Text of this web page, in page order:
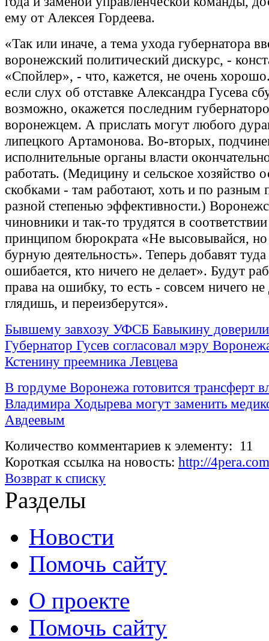
ему от Алексея Гордеева.
«Так или иначе, а тема ухода губернатора
воронежский политический дискурс, -
«Спойлер», - что, кажется, не очень
если слух об отставке Александра Гусева
возможно, окажется последним
воронежцем. А прислать могут любого
липецкого Артамонова. Во-вторых,
исполнительные органы власти
работать. (Медицину и сельское хозяйство
скобками - там работают, хоть и по разным
разной степенью эффективности.)
чиновники и так-то трудятся в
принципом бюрократа «Не высовывайся,
бурную деятельность». Теперь добавят
ошибается, кто ничего не делает». Будут
права на ошибку, то есть - совсем ничего не
глядишь, и переизберутся».
Бывшему завхозу УФСБ Бавыкину доверили
Губернатор Гусев согласовал мэру
Кстенину преемника Левцева
В гордуме Воронежа готовится трансферт
Владимира Ходырева могут заменить
Авдеевым
Количество комментариев к элементу: 11
Короткая ссылка на новость: http://
Возврат к списку
Разделы
Новости
Помочь сайту
О проекте
Помочь сайту